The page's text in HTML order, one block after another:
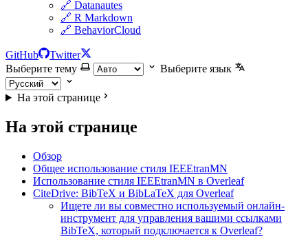
🔗 Datanautes
🔗 R Markdown
🔗 BehaviorCloud
GitHub
Twitter
Выберите тему
Выберите язык
На этой странице
На этой странице
Обзор
Общее использование стиля IEEEtranMN
Использование стиля IEEEtranMN в Overleaf
CiteDrive: BibTeX и BibLaTeX для Overleaf
Ищете ли вы совместно используемый онлайн-
инструмент для управления вашими ссылками
BibTeX, который подключается к Overleaf?